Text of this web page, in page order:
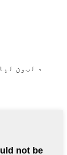
د لټون